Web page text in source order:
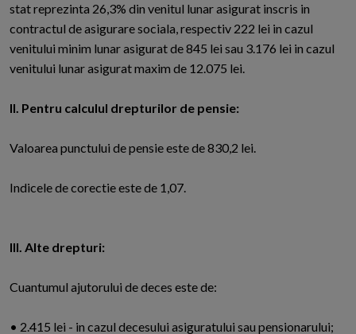
stat reprezinta 26,3% din venitul lunar asigurat inscris in
contractul de asigurare sociala, respectiv 222 lei in cazul
venitului minim lunar asigurat de 845 lei sau 3.176 lei in cazul
venitului lunar asigurat maxim de 12.075 lei.
II. Pentru calculul drepturilor de pensie:
Valoarea punctului de pensie este de 830,2 lei.
Indicele de corectie este de 1,07.
III. Alte drepturi:
Cuantumul ajutorului de deces este de:
• 2.415 lei - in cazul decesului asiguratului sau pensionarului;